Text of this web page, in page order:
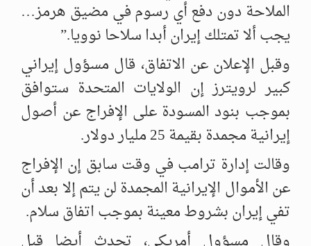
الملاحة دون دفع أي رسوم في مضيق هرمز…
يجب ألا تمتلك إيران أبدا سلاحا نوويا.”
وقبل الإعلان عن الاتفاق، قال مسؤول إيراني
كبير لرويترز إن الولايات المتحدة ستوافق
بموجب بنود المسودة على الإفراج عن أصول
إيرانية مجمدة بقيمة 25 مليار دولار.
وقالت إدارة ترامب في وقت سابق إن الإفراج
عن الأموال الإيرانية المجمدة لن يتم إلا بعد أن
تفي إيران بشروط معينة بموجب اتفاق سلام.